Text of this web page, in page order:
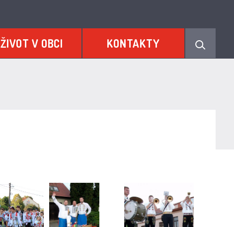
ŽIVOT V OBCI KONTAKTY